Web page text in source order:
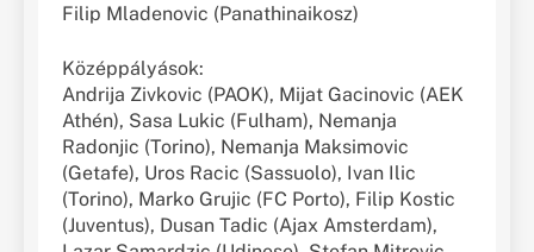
Filip Mladenovic (Panathinaikosz)
Középpályások:
Andrija Zivkovic (PAOK), Mijat Gacinovic (AEK
Athén), Sasa Lukic (Fulham), Nemanja
Radonjic (Torino), Nemanja Maksimovic
(Getafe), Uros Racic (Sassuolo), Ivan Ilic
(Torino), Marko Grujic (FC Porto), Filip Kostic
(Juventus), Dusan Tadic (Ajax Amsterdam),